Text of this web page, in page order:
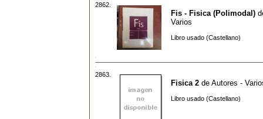
2862.
Fis - Fisica (Polimodal)
Varios
Libro usado (Castellano)
2863.
Fisica 2 de Autores -
Libro usado (Castellano)